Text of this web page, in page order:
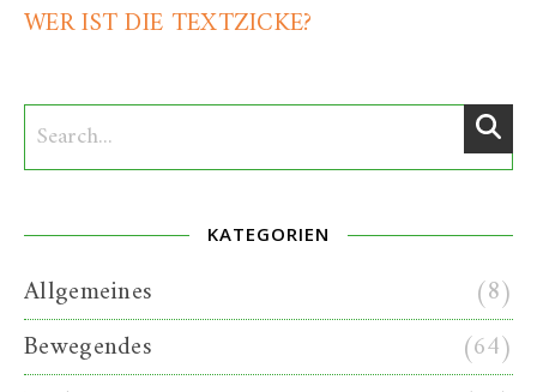
WER IST DIE TEXTZICKE?
KATEGORIEN
Allgemeines
(8)
Bewegendes
(64)